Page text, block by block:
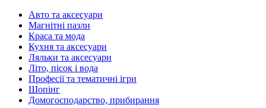
Авто та аксесуари
Магнітні пазли
Краса та мода
Кухня та аксесуари
Ляльки та аксесуари
Літо, пісок і вода
Професії та тематичні ігри
Шопінг
Домогосподарство, прибирання